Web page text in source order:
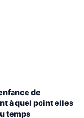
de
à quel point elles
temps